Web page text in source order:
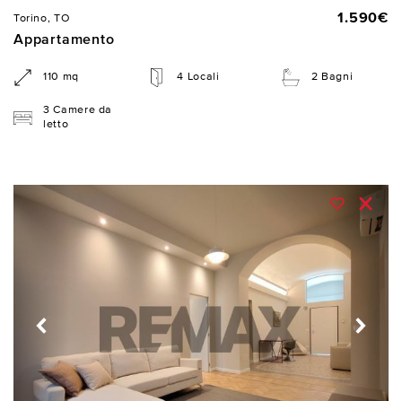
Torino, TO
1.590€
Appartamento
110 mq 4 Locali 2 Bagni
3 Camere da
letto